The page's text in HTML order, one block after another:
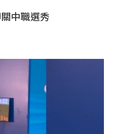
中職選秀